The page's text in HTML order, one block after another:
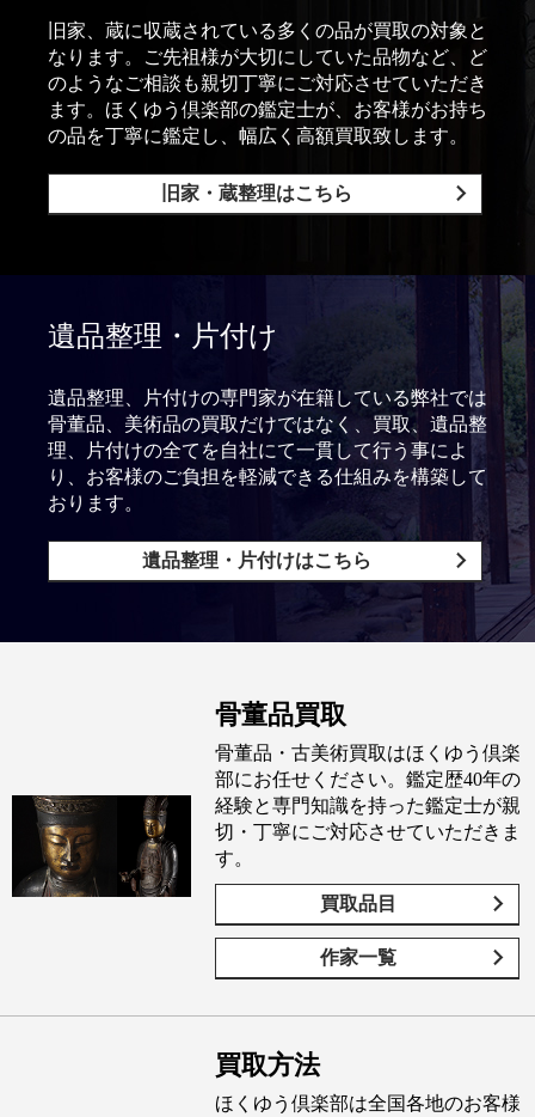
旧家、蔵に収蔵されている多くの品が買取の対象と
なります。ご先祖様が大切にしていた品物など、ど
のようなご相談も親切丁寧にご対応させていただき
ます。ほくゆう倶楽部の鑑定士が、お客様がお持ち
の品を丁寧に鑑定し、幅広く高額買取致します。
旧家・蔵整理はこちら
遺品整理・片付け
遺品整理、片付けの専門家が在籍している弊社では
骨董品、美術品の買取だけではなく、買取、遺品整
理、片付けの全てを自社にて一貫して行う事によ
り、お客様のご負担を軽減できる仕組みを構築して
おります。
遺品整理・片付けはこちら
骨董品買取
骨董品・古美術買取はほくゆう倶楽
部にお任せください。鑑定歴40年の
経験と専門知識を持った鑑定士が親
切・丁寧にご対応させていただきま
す。
買取品目
作家一覧
買取方法
ほくゆう倶楽部は全国各地のお客様